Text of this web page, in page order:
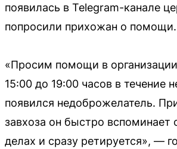
появилась в Telegram-канале
попросили прихожан о помощи.
«Просим помощи в
15:00 до 19:00 часов в течение
появился недоброжелатель.
завхоза он быстро вспоминает
делах и сразу ретируется», —